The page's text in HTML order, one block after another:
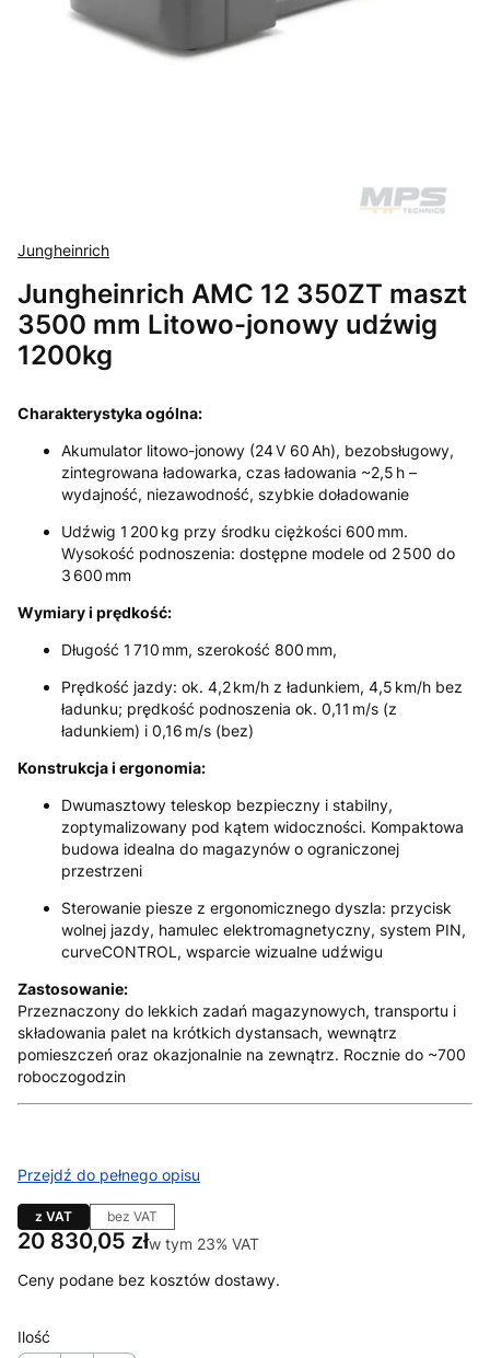
Jungheinrich
Jungheinrich AMC 12 350ZT maszt
3500 mm Litowo-jonowy udźwig
1200kg
Charakterystyka ogólna:
Akumulator litowo-jonowy (24 V 60 Ah), bezobsługowy,
zintegrowana ładowarka, czas ładowania ~2,5 h –
wydajność, niezawodność, szybkie doładowanie
Udźwig 1 200 kg przy środku ciężkości 600 mm.
Wysokość podnoszenia: dostępne modele od 2 500 do
3 600 mm
Wymiary i prędkość:
Długość 1 710 mm, szerokość 800 mm,
Prędkość jazdy: ok. 4,2 km/h z ładunkiem, 4,5 km/h bez
ładunku; prędkość podnoszenia ok. 0,11 m/s (z
ładunkiem) i 0,16 m/s (bez)
Konstrukcja i ergonomia:
Dwumasztowy teleskop bezpieczny i stabilny,
zoptymalizowany pod kątem widoczności. Kompaktowa
budowa idealna do magazynów o ograniczonej
przestrzeni
Sterowanie piesze z ergonomicznego dyszla: przycisk
wolnej jazdy, hamulec elektromagnetyczny, system PIN,
curveCONTROL, wsparcie wizualne udźwigu
Zastosowanie:
Przeznaczony do lekkich zadań magazynowych, transportu i
składowania palet na krótkich dystansach, wewnątrz
pomieszczeń oraz okazjonalnie na zewnątrz. Rocznie do ~700
roboczogodzin
Przejdź do pełnego opisu
z VAT bez VAT
Cena
20 830,05 złw tym 23% VAT
w tym 23% VAT
Ceny podane bez kosztów dostawy.
Ilość